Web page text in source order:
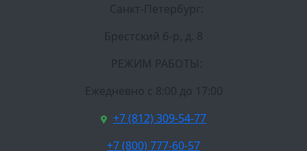
Санкт-Петербург:
Брестский б-р, д. 8
РЕЖИМ РАБОТЫ:
Ежедневно c 8:00 до 17:00
+7 (812) 309-54-77
+7 (800) 777-60-57